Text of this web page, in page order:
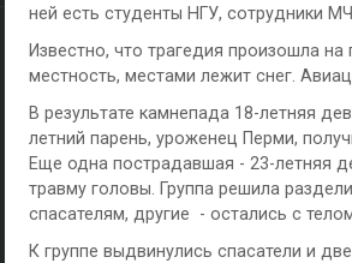
ней есть студенты НГУ, сотрудники
Известно, что трагедия произошла
местность, местами лежит снег.
В результате камнепада 18-летняя
летний парень, уроженец Перми,
Еще одна пострадавшая - 23-летняя
травму головы. Группа решила
спасателям, другие - остались с
К группе выдвинулись спасатели и